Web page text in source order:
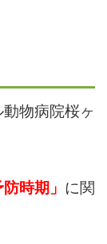
物病院桜ヶ
時期」 に関